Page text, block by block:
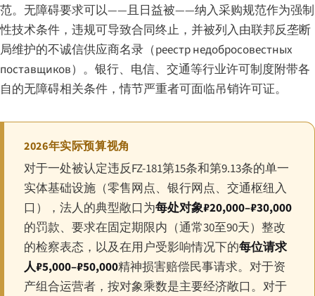
范。无障碍要求可以——且日益被——纳入采购规范作为强制
性技术条件，违规可导致合同终止，并被列入由联邦反垄断
局维护的不诚信供应商名录（реестр недобросовестных
поставщиков）。银行、电信、交通等行业许可制度附带各
自的无障碍相关条件，情节严重者可面临吊销许可证。
2026年实际预算视角
对于一处被认定违反FZ-181第15条和第9.13条的单一
实体基础设施（零售网点、银行网点、交通枢纽入
口），法人的典型敞口为每处对象₽20,000–₽30,000
的罚款、要求在固定期限内（通常30至90天）整改
的检察表态，以及在用户受影响情况下的每位请求
人₽5,000–₽50,000精神损害赔偿民事请求。对于资
产组合运营者，按对象乘数是主要经济敞口。对于